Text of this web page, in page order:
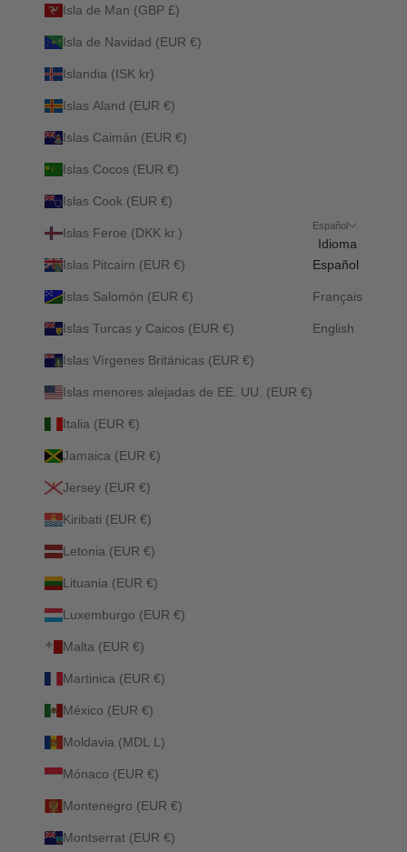
Isla de Man (GBP £)
Isla de Navidad (EUR €)
Islandia (ISK kr)
Islas Aland (EUR €)
Islas Caimán (EUR €)
Islas Cocos (EUR €)
Islas Cook (EUR €)
Islas Feroe (DKK kr.)
Islas Pitcairn (EUR €)
Islas Salomón (EUR €)
Islas Turcas y Caicos (EUR €)
Islas Vírgenes Británicas (EUR €)
Islas menores alejadas de EE. UU. (EUR €)
Italia (EUR €)
Jamaica (EUR €)
Jersey (EUR €)
Kiribati (EUR €)
Letonia (EUR €)
Lituania (EUR €)
Luxemburgo (EUR €)
Malta (EUR €)
Martinica (EUR €)
México (EUR €)
Moldavia (MDL L)
Mónaco (EUR €)
Montenegro (EUR €)
Montserrat (EUR €)
Español
Idioma
Español
Français
English